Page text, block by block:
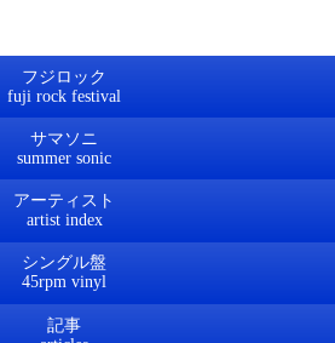
フジロック
サマソニ
アーティスト
シングル盤
記事